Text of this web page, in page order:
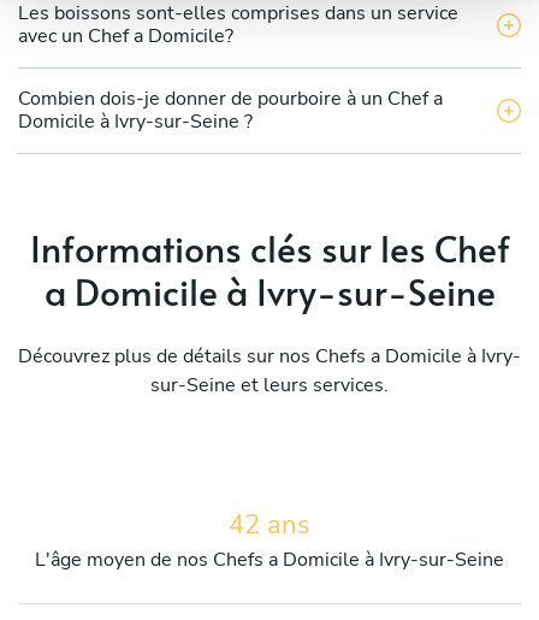
Les boissons sont-elles comprises dans un service
avec un Chef a Domicile?
Combien dois-je donner de pourboire à un Chef a
Domicile à Ivry-sur-Seine ?
Informations clés sur les Chef
a Domicile à Ivry-sur-Seine
Découvrez plus de détails sur nos Chefs a Domicile à Ivry-
sur-Seine et leurs services.
42 ans
L'âge moyen de nos Chefs a Domicile à Ivry-sur-Seine